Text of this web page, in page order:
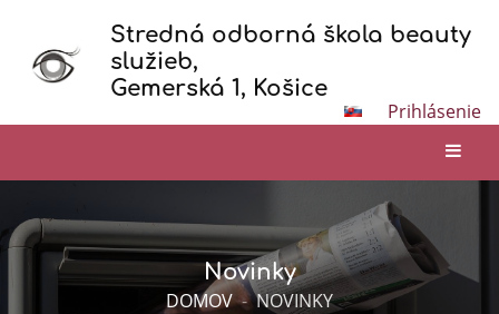
Stredná odborná škola beauty
služieb,
Gemerská 1, Košice
Prihlásenie
Novinky
DOMOV - NOVINKY